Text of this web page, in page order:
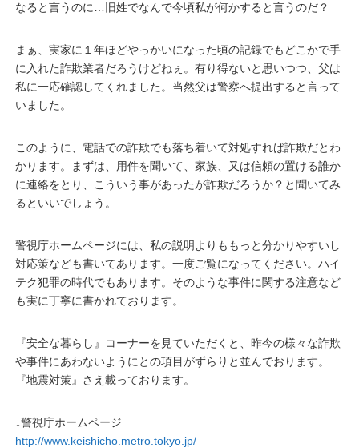
なると言うのに…旧姓でなんで今頃私が何かすると言うのだ？
まぁ、実家に１年ほどやっかいになった頃の記録でもどこかで手
に入れた詐欺業者だろうけどねぇ。有り得ないと思いつつ、父は
私に一応確認してくれました。当然父は警察へ提出すると言って
いました。
このように、電話での詐欺でも落ち着いて対処すれば詐欺だとわ
かります。まずは、用件を聞いて、家族、又は信頼の置ける誰か
に連絡をとり、こういう事があったが詐欺だろうか？と聞いてみ
るといいでしょう。
警視庁ホームページには、私の説明よりももっと分かりやすいし
対応策なども書いてあります。一度ご覧になってください。ハイ
テク犯罪の時代でもあります。そのような事件に関する注意など
も実に丁寧に書かれております。
『安全な暮らし』コーナーを見ていただくと、昨今の様々な詐欺
や事件にあわないようにとの項目がずらりと並んでおります。
『地震対策』さえ載っております。
↓警視庁ホームページ
http://www.keishicho.metro.tokyo.jp/